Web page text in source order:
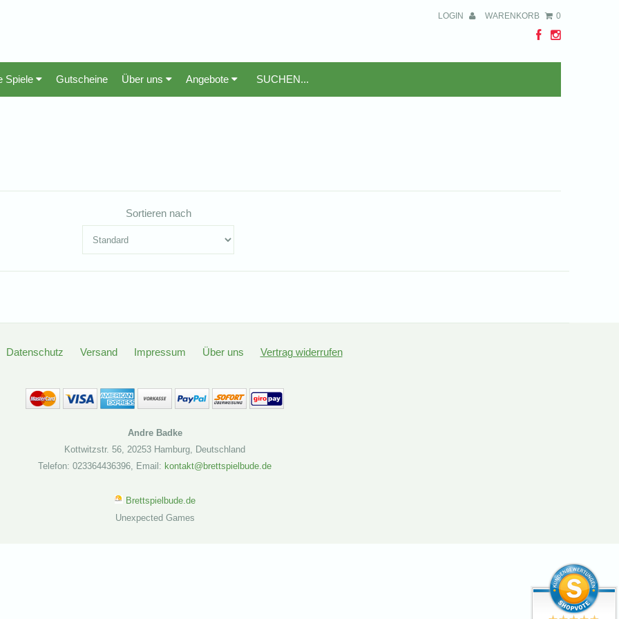
LOGIN WARENKORB 0
Spiele Gutscheine Über uns Angebote
Sortieren nach
Datenschutz Versand Impressum Über uns Vertrag widerrufen
Andre Badke
Kottwitzstr. 56, 20253 Hamburg, Deutschland
Telefon: 023364436396, Email: kontakt@brettspielbude.de
Brettspielbude.de
Unexpected Games